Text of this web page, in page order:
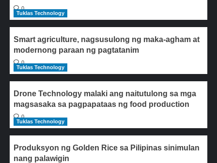
0
Tuklas Technology
Smart agriculture, nagsusulong ng maka-agham at
modernong paraan ng pagtatanim
0
Tuklas Technology
Drone Technology malaki ang naitutulong sa mga
magsasaka sa pagpapataas ng food production
0
Tuklas Technology
Produksyon ng Golden Rice sa Pilipinas sinimulan
nang palawigin